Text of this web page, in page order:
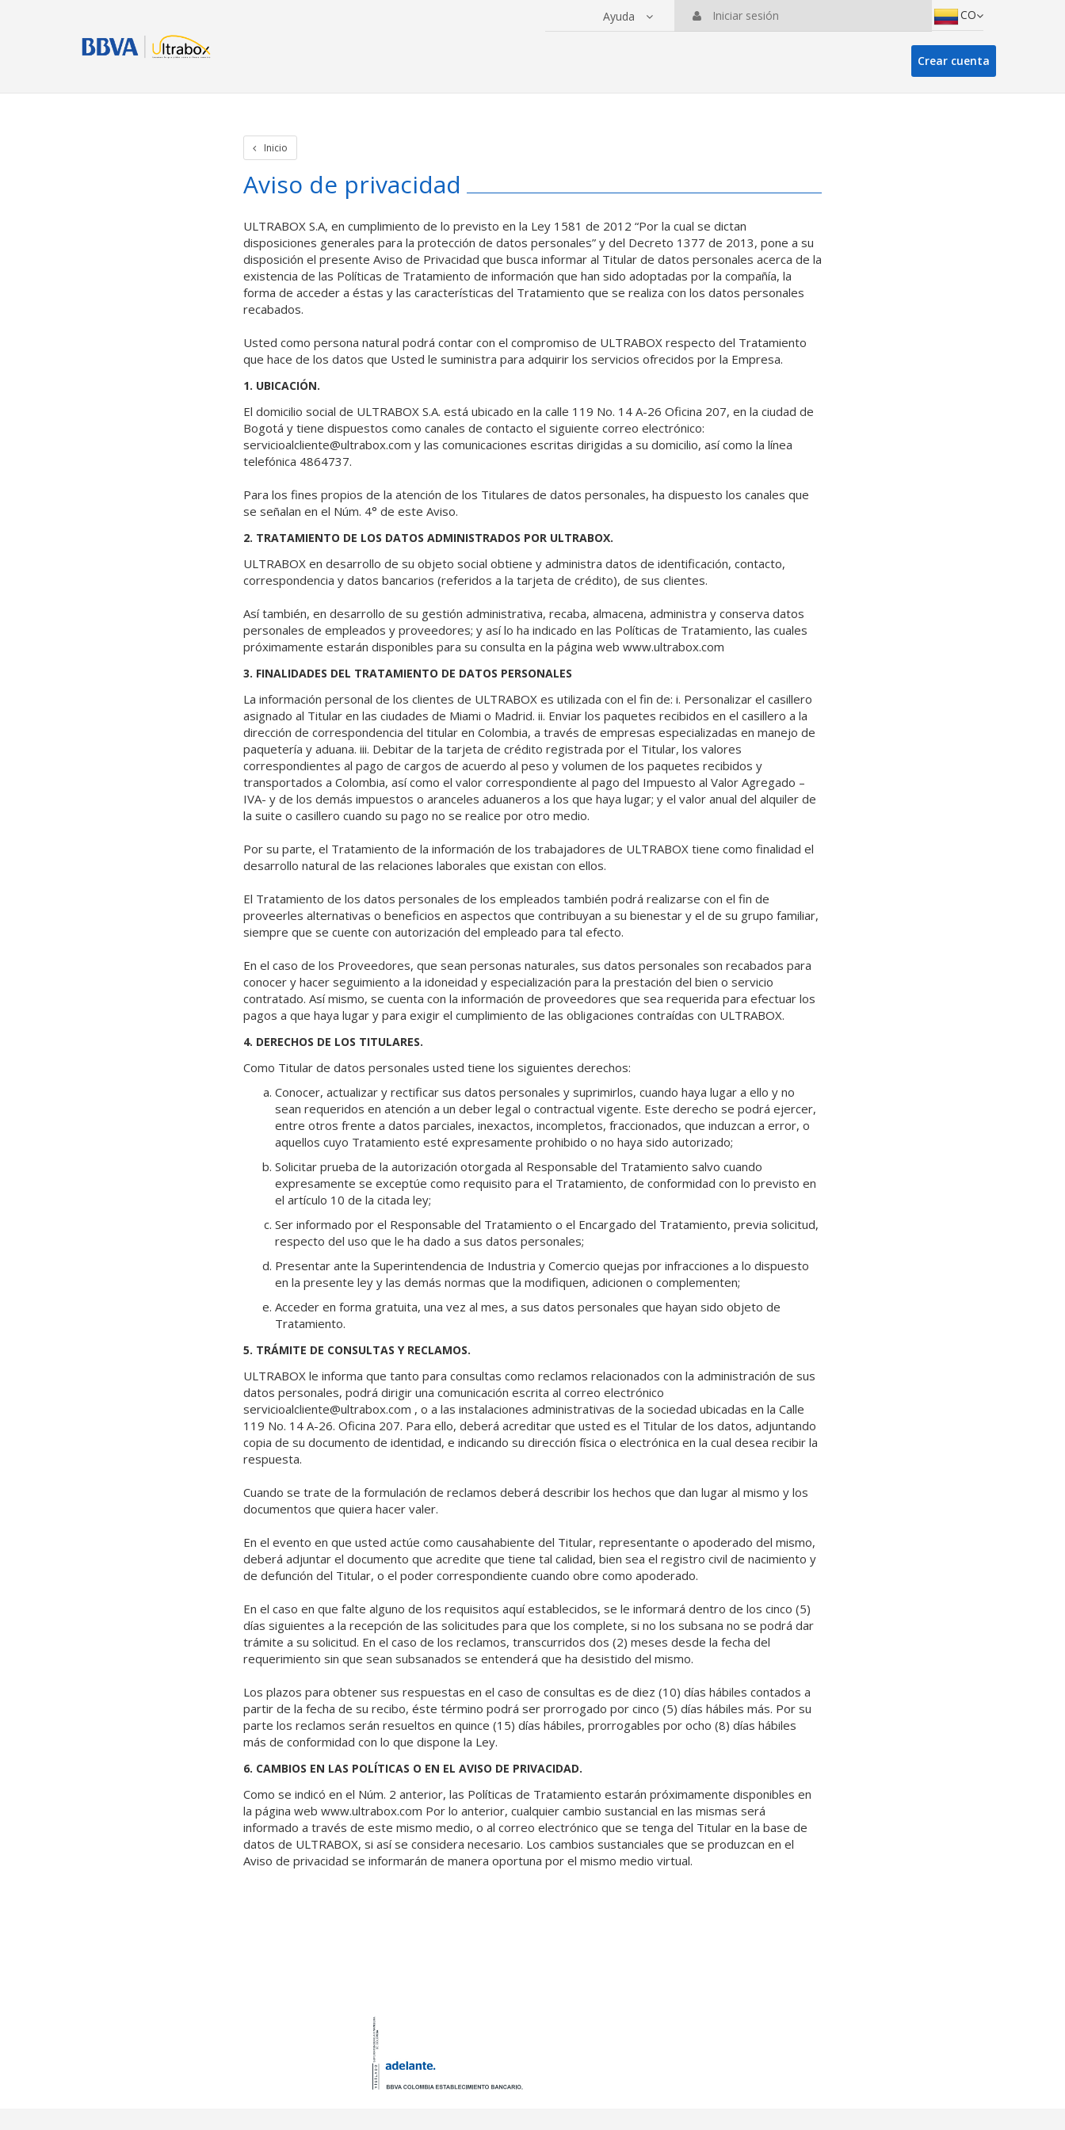
Ayuda Iniciar sesión CO
Crear cuenta
Inicio
Aviso de privacidad
ULTRABOX S.A, en cumplimiento de lo previsto en la Ley 1581 de 2012 “Por la cual se dictan
disposiciones generales para la protección de datos personales” y del Decreto 1377 de 2013, pone a su
disposición el presente Aviso de Privacidad que busca informar al Titular de datos personales acerca de la
existencia de las Políticas de Tratamiento de información que han sido adoptadas por la compañía, la
forma de acceder a éstas y las características del Tratamiento que se realiza con los datos personales
recabados.
Usted como persona natural podrá contar con el compromiso de ULTRABOX respecto del Tratamiento
que hace de los datos que Usted le suministra para adquirir los servicios ofrecidos por la Empresa.
1. UBICACIÓN.
El domicilio social de ULTRABOX S.A. está ubicado en la calle 119 No. 14 A-26 Oficina 207, en la ciudad de
Bogotá y tiene dispuestos como canales de contacto el siguiente correo electrónico:
servicioalcliente@ultrabox.com y las comunicaciones escritas dirigidas a su domicilio, así como la línea
telefónica 4864737.
Para los fines propios de la atención de los Titulares de datos personales, ha dispuesto los canales que
se señalan en el Núm. 4° de este Aviso.
2. TRATAMIENTO DE LOS DATOS ADMINISTRADOS POR ULTRABOX.
ULTRABOX en desarrollo de su objeto social obtiene y administra datos de identificación, contacto,
correspondencia y datos bancarios (referidos a la tarjeta de crédito), de sus clientes.
Así también, en desarrollo de su gestión administrativa, recaba, almacena, administra y conserva datos
personales de empleados y proveedores; y así lo ha indicado en las Políticas de Tratamiento, las cuales
próximamente estarán disponibles para su consulta en la página web www.ultrabox.com
3. FINALIDADES DEL TRATAMIENTO DE DATOS PERSONALES
La información personal de los clientes de ULTRABOX es utilizada con el fin de: i. Personalizar el casillero
asignado al Titular en las ciudades de Miami o Madrid. ii. Enviar los paquetes recibidos en el casillero a la
dirección de correspondencia del titular en Colombia, a través de empresas especializadas en manejo de
paquetería y aduana. iii. Debitar de la tarjeta de crédito registrada por el Titular, los valores
correspondientes al pago de cargos de acuerdo al peso y volumen de los paquetes recibidos y
transportados a Colombia, así como el valor correspondiente al pago del Impuesto al Valor Agregado –
IVA- y de los demás impuestos o aranceles aduaneros a los que haya lugar; y el valor anual del alquiler de
la suite o casillero cuando su pago no se realice por otro medio.
Por su parte, el Tratamiento de la información de los trabajadores de ULTRABOX tiene como finalidad el
desarrollo natural de las relaciones laborales que existan con ellos.
El Tratamiento de los datos personales de los empleados también podrá realizarse con el fin de
proveerles alternativas o beneficios en aspectos que contribuyan a su bienestar y el de su grupo familiar,
siempre que se cuente con autorización del empleado para tal efecto.
En el caso de los Proveedores, que sean personas naturales, sus datos personales son recabados para
conocer y hacer seguimiento a la idoneidad y especialización para la prestación del bien o servicio
contratado. Así mismo, se cuenta con la información de proveedores que sea requerida para efectuar los
pagos a que haya lugar y para exigir el cumplimiento de las obligaciones contraídas con ULTRABOX.
4. DERECHOS DE LOS TITULARES.
Como Titular de datos personales usted tiene los siguientes derechos:
Conocer, actualizar y rectificar sus datos personales y suprimirlos, cuando haya lugar a ello y no
sean requeridos en atención a un deber legal o contractual vigente. Este derecho se podrá ejercer,
entre otros frente a datos parciales, inexactos, incompletos, fraccionados, que induzcan a error, o
aquellos cuyo Tratamiento esté expresamente prohibido o no haya sido autorizado;
Solicitar prueba de la autorización otorgada al Responsable del Tratamiento salvo cuando
expresamente se exceptúe como requisito para el Tratamiento, de conformidad con lo previsto en
el artículo 10 de la citada ley;
Ser informado por el Responsable del Tratamiento o el Encargado del Tratamiento, previa solicitud,
respecto del uso que le ha dado a sus datos personales;
Presentar ante la Superintendencia de Industria y Comercio quejas por infracciones a lo dispuesto
en la presente ley y las demás normas que la modifiquen, adicionen o complementen;
Acceder en forma gratuita, una vez al mes, a sus datos personales que hayan sido objeto de
Tratamiento.
5. TRÁMITE DE CONSULTAS Y RECLAMOS.
ULTRABOX le informa que tanto para consultas como reclamos relacionados con la administración de sus
datos personales, podrá dirigir una comunicación escrita al correo electrónico
servicioalcliente@ultrabox.com , o a las instalaciones administrativas de la sociedad ubicadas en la Calle
119 No. 14 A-26. Oficina 207. Para ello, deberá acreditar que usted es el Titular de los datos, adjuntando
copia de su documento de identidad, e indicando su dirección física o electrónica en la cual desea recibir la
respuesta.
Cuando se trate de la formulación de reclamos deberá describir los hechos que dan lugar al mismo y los
documentos que quiera hacer valer.
En el evento en que usted actúe como causahabiente del Titular, representante o apoderado del mismo,
deberá adjuntar el documento que acredite que tiene tal calidad, bien sea el registro civil de nacimiento y
de defunción del Titular, o el poder correspondiente cuando obre como apoderado.
En el caso en que falte alguno de los requisitos aquí establecidos, se le informará dentro de los cinco (5)
días siguientes a la recepción de las solicitudes para que los complete, si no los subsana no se podrá dar
trámite a su solicitud. En el caso de los reclamos, transcurridos dos (2) meses desde la fecha del
requerimiento sin que sean subsanados se entenderá que ha desistido del mismo.
Los plazos para obtener sus respuestas en el caso de consultas es de diez (10) días hábiles contados a
partir de la fecha de su recibo, éste término podrá ser prorrogado por cinco (5) días hábiles más. Por su
parte los reclamos serán resueltos en quince (15) días hábiles, prorrogables por ocho (8) días hábiles
más de conformidad con lo que dispone la Ley.
6. CAMBIOS EN LAS POLÍTICAS O EN EL AVISO DE PRIVACIDAD.
Como se indicó en el Núm. 2 anterior, las Políticas de Tratamiento estarán próximamente disponibles en
la página web www.ultrabox.com Por lo anterior, cualquier cambio sustancial en las mismas será
informado a través de este mismo medio, o al correo electrónico que se tenga del Titular en la base de
datos de ULTRABOX, si así se considera necesario. Los cambios sustanciales que se produzcan en el
Aviso de privacidad se informarán de manera oportuna por el mismo medio virtual.